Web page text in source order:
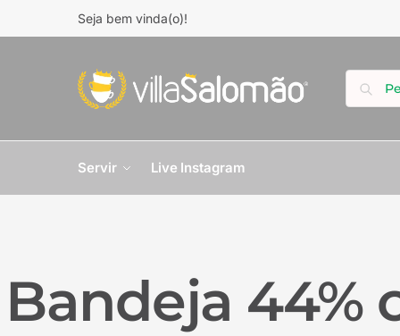
Seja bem vinda(o)!
Servir Live Instagram
Bandeja 44%